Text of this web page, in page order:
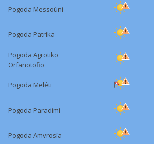
Pogoda Messoúni
Pogoda Patríka
Pogoda Agrotiko
Orfanotofio
Pogoda Meléti
Pogoda Paradimí
Pogoda Amvrosía